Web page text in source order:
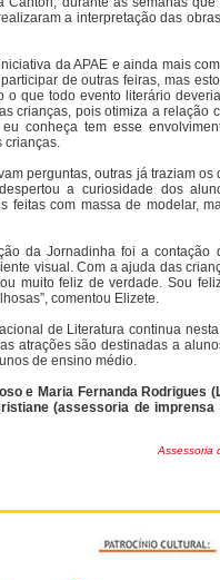
a interpretação das
da APAE e ainda mais
de outras feiras, mas
o que todo evento literário
crianças, pois otimiza a relação
conheça tem esse
crianças.
perguntas, outras já traziam
a curiosidade dos
feitas com massa de modelar,
da Jornadinha foi a contação
visual. Com a ajuda das
muito feliz de verdade. Sou
comentou Elizete.
de Literatura continua
atrações são destinadas a
de ensino médio.
e Maria Fernanda Rodrigues
(assessoria de imprensa
Assessoria